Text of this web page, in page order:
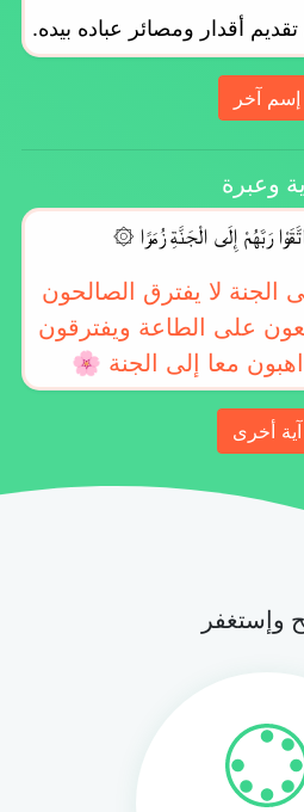
أقدار ومصائر عباده بيده.
إسم آخر
وعبرة
رَبَّهُمْ إِلَى الْجَنَّةِ زُمَرًا ۞
الجنة لا يفترق الصالحون
على الطاعة ويفترقون
معا إلى الجنة 🌸
آية أخرى
وإستغفر